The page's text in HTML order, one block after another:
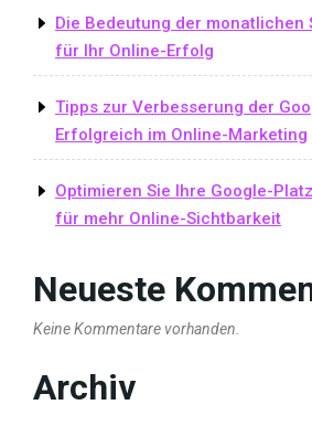
Die Bedeutung der monatlichen
für Ihr Online-Erfolg
Tipps zur Verbesserung der
Erfolgreich im Online-Marketing
Optimieren Sie Ihre Google-
für mehr Online-Sichtbarkeit
Neueste
Keine Kommentare vorhanden.
Archiv